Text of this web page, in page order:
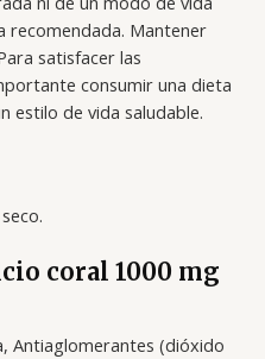
recomendada. Mantener
satisfacer las
consumir una dieta
estilo de vida saludable.
coral 1000 mg
Antiaglomerantes (dióxido